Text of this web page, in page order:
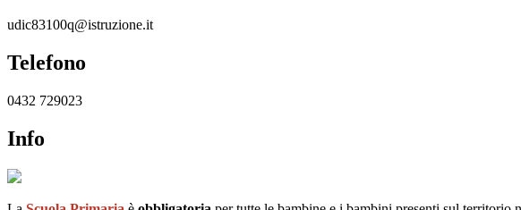
udic83100q@istruzione.it
Telefono
0432 729023
Info